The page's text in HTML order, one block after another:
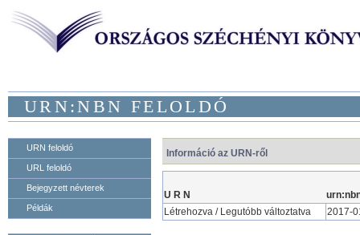
URN:NBN FELOLDÓ
URN feloldó
URL feloldó
Bejegyzett névterek
Példák
Információ az URN-ről
U R N
Létrehozva / Legutóbb változtatva
2017-